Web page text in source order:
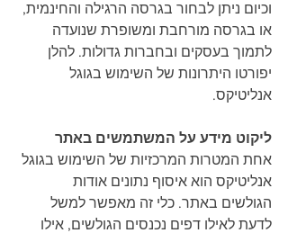
וכיום ניתן לבחור בגרסה הרגילה והחינמית,
או בגרסה מורחבת ומשופרת שנועדה
לתמוך בעסקים ובחברות גדולות. להלן
יפורטו היתרונות של השימוש בגוגל
אנליטיקס.
ליקוט מידע על המשתמשים באתר
אחת המטרות המרכזיות של השימוש בגוגל
אנליטיקס הוא איסוף נתונים אודות
הגולשים באתר. כלי זה מאפשר למשל
לדעת לאילו דפים נכנסים הגולשים, אילו